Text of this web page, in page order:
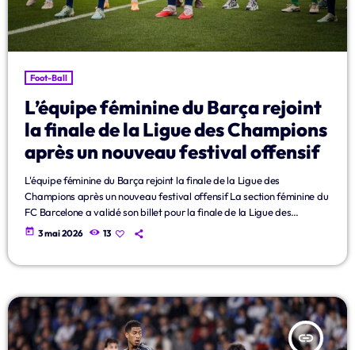
Foot-Ball
L’équipe féminine du Barça rejoint
la finale de la Ligue des Champions
après un nouveau festival offensif
L'équipe féminine du Barça rejoint la finale de la Ligue des
Champions après un nouveau festival offensif La section féminine du
FC Barcelone a validé son billet pour la finale de la Ligue des
Champions ce dimanche après une brillante victoire 4 buts à 2 face
today 3 mai 2026 13
insert_link